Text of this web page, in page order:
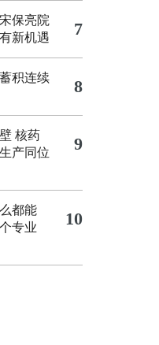
保亮院
新机遇
7
积连续
8
核药
产同位
9
都能
专业
10